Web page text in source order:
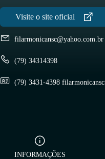
filarmonicansc@yahoo.com.br
(79) 34314398
(79) 3431-4398
INFORMAÇÕES